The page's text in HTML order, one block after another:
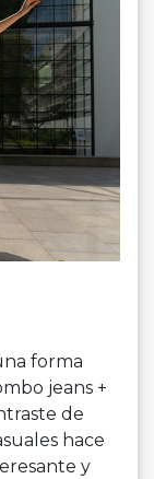
forma
jeans +
de
hace
y